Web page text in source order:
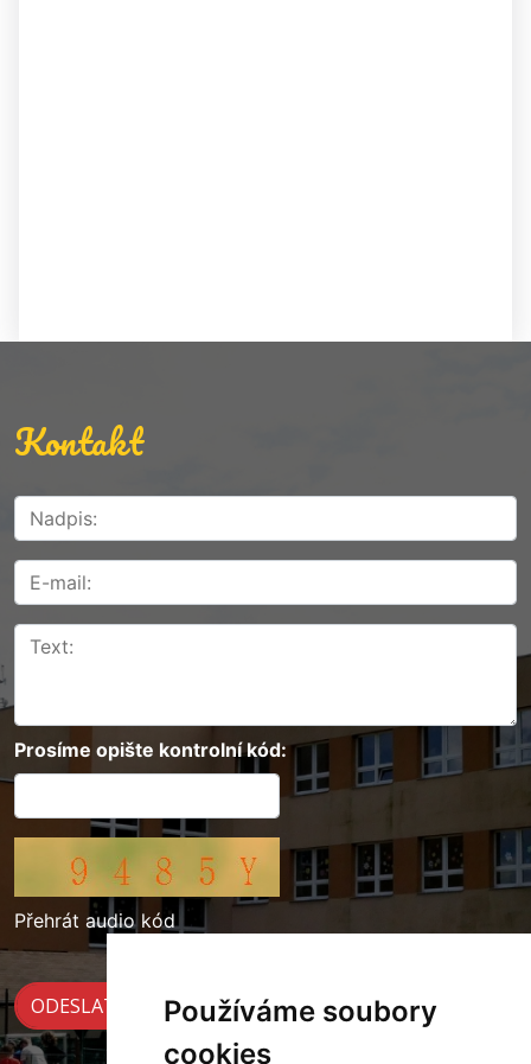
Používáme soubory
cookies
Kontakt
Prosíme opište kontrolní kód:
Přehrát audio kód